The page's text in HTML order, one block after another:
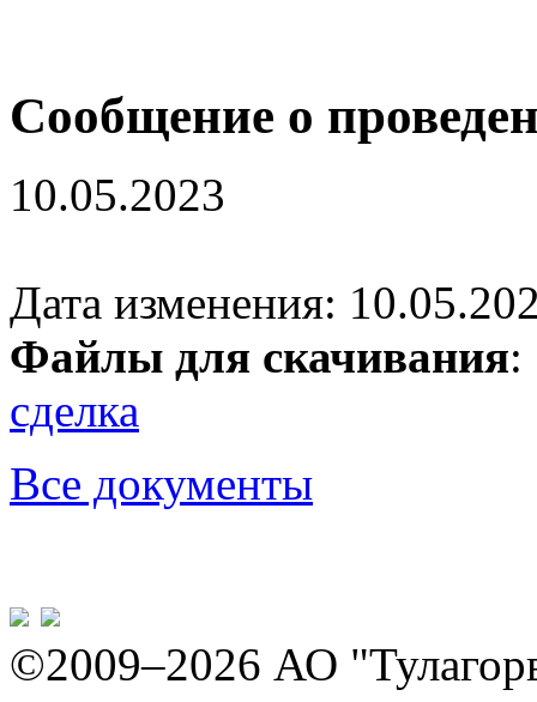
Сообщение о
10.05.2023
Дата изменения:
Файлы для скачивания
сделка
Все документы
©2009–2026 АО